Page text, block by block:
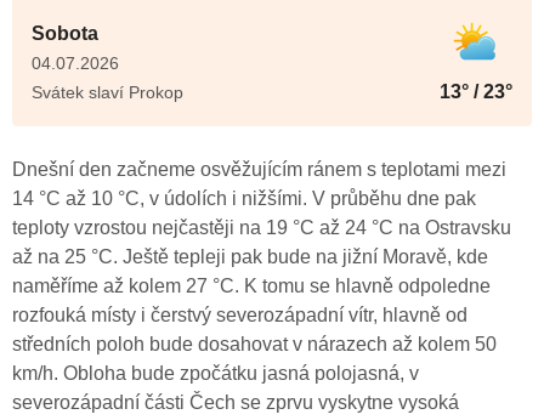
Sobota
04.07.2026
Svátek slaví Prokop
13° / 23°
Dnešní den začneme osvěžujícím ránem s teplotami mezi
14 °C až 10 °C, v údolích i nižšími. V průběhu dne pak
teploty vzrostou nejčastěji na 19 °C až 24 °C na Ostravsku
až na 25 °C. Ještě tepleji pak bude na jižní Moravě, kde
naměříme až kolem 27 °C. K tomu se hlavně odpoledne
rozfouká místy i čerstvý severozápadní vítr, hlavně od
středních poloh bude dosahovat v nárazech až kolem 50
km/h. Obloha bude zpočátku jasná polojasná, v
severozápadní části Čech se zprvu vyskytne vysoká